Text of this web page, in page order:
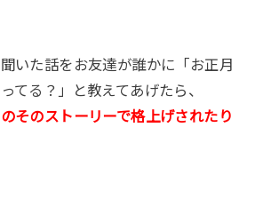
いた話をお友達が誰かに「お正月
てる？」と教えてあげたら、
そのストーリーで格上げされたり